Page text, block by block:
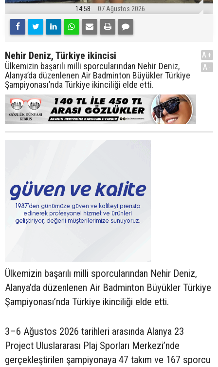
14:58 07 Ağustos 2026
Nehir Deniz, Türkiye ikincisi
Ülkemizin başarılı milli sporcularından Nehir Deniz,
Alanya’da düzenlenen Air Badminton Büyükler Türkiye
Şampiyonası’nda Türkiye ikinciliği elde etti.
A+
A-
Ülkemizin başarılı milli sporcularından Nehir Deniz,
Alanya’da düzenlenen Air Badminton Büyükler Türkiye
Şampiyonası’nda Türkiye ikinciliği elde etti.
3–6 Ağustos 2026 tarihleri arasında Alanya 23
Project Uluslararası Plaj Sporları Merkezi’nde
gerçekleştirilen şampiyonaya 47 takım ve 167 sporcu